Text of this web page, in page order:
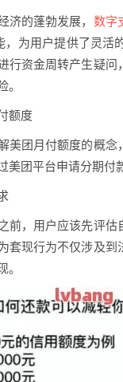
济的蓬勃发展， 数字
，为用户提供了灵
行资金周转产生疑
。
额度
美团月付额度的概
美团平台申请分期付
前，用户应该先评
套现行为不仅涉及